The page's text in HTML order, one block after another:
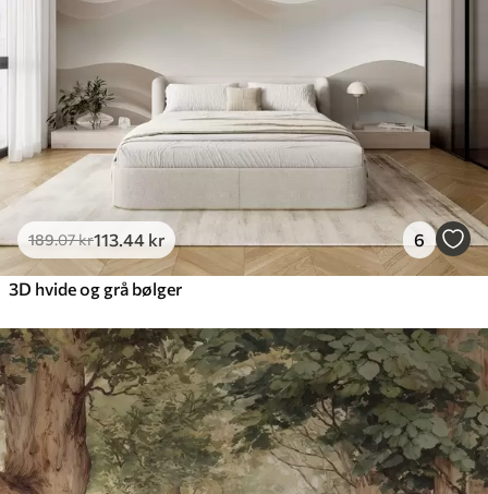
189.07kr113 .44 kr 6
3D hvide og grå bølger